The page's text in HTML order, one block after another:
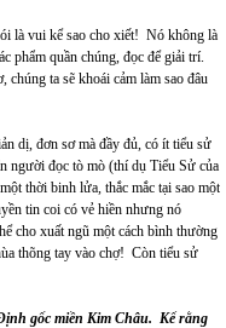
là vui kể sao cho xiết! Nó không là
phẩm quần chúng, đọc để giải trí.
chúng ta sẽ khoái cảm làm sao đâu
dị, đơn sơ mà đầy đủ, có ít tiểu sử
người đọc tò mò (thí dụ Tiểu Sử của
thời binh lửa, thắc mắc tại sao một
tin coi có vẻ hiền nhưng nó
cho xuất ngũ một cách bình thường
thõng tay vào chợ! Còn tiểu sử
gốc miền Kim Châu. Kể rằng